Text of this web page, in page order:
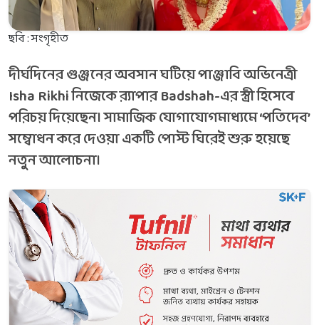
ছবি : সংগৃহীত
দীর্ঘদিনের গুঞ্জনের অবসান ঘটিয়ে পাঞ্জাবি অভিনেত্রী
Isha Rikhi নিজেকে র‌্যাপার Badshah-এর স্ত্রী হিসেবে
পরিচয় দিয়েছেন। সামাজিক যোগাযোগমাধ্যমে ‘পতিদেব’
সম্বোধন করে দেওয়া একটি পোস্ট ঘিরেই শুরু হয়েছে
নতুন আলোচনা।